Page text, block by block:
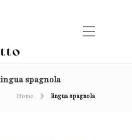
spagnola
Home lingua spagnola